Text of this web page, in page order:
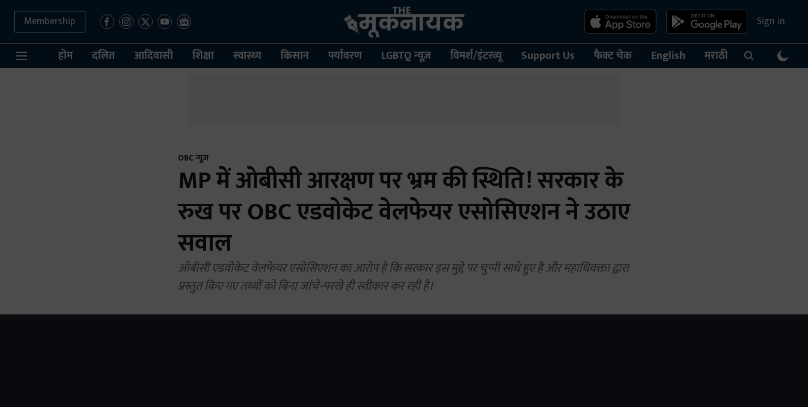
Membership Sign in
होम दलित आदिवासी शिक्षा स्वास्थ्य किसान पर्यावरण LGBTQ न्यूज़ विमर्श/इंटरव्यू Support Us फैक्ट चेक English मराठी
OBC न्यूज़
MP में ओबीसी आरक्षण पर भ्रम की स्थिति! सरकार के
रुख पर OBC एडवोकेट वेलफेयर एसोसिएशन ने उठाए
सवाल
ओबीसी एडवोकेट वेलफेयर एसोसिएशन का आरोप है कि सरकार इस मुद्दे पर चुप्पी साधे हुए है और महाधिवक्ता द्वारा
प्रस्तुत किए गए तथ्यों को बिना जांचे-परखे ही स्वीकार कर रही है।